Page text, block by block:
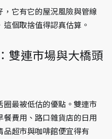
它有它的屋況風險與管線
個取捨值得認真估算。
雙連市場與大橋頭
最被低估的優點。雙連市
費用、路口雜貨店的日用
品超市與咖啡館便宜得有